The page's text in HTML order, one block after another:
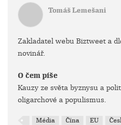
Tomáš Lemešani
Zakladatel webu Biztweet a
novinář.
O čem píše
Kauzy ze světa byznysu a
oligarchové a populismus.
Média Čína EU